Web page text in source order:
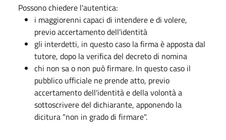
Possono chiedere l'autentica:
i maggiorenni capaci di intendere e di volere,
previo accertamento dell'identità
gli interdetti, in questo caso la firma è apposta dal
tutore, dopo la verifica del decreto di nomina
chi non sa o non può firmare. In questo caso il
pubblico ufficiale ne prende atto, previo
accertamento dell'identità e della volontà a
sottoscrivere del dichiarante, apponendo la
dicitura "non in grado di firmare".